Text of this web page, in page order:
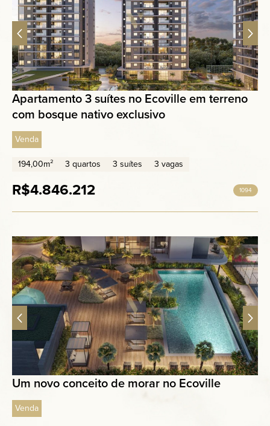
Apartamento 3 suítes no Ecoville em terreno
com bosque nativo exclusivo
Venda
194,00m²
3 quartos 3 suítes 3 vagas
R$4.846.212 1094
Um novo conceito de morar no Ecoville
Venda